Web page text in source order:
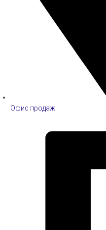
Офис продаж